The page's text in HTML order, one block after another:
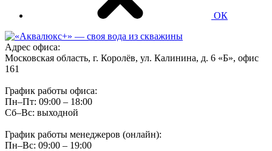
ОК
Адрес офиса:
Московская область, г. Королёв, ул. Калинина, д. 6 «Б», офис
161
График работы офиса:
Пн–Пт: 09:00 – 18:00
Сб–Вс: выходной
График работы менеджеров (онлайн):
Пн–Вс: 09:00 – 19:00